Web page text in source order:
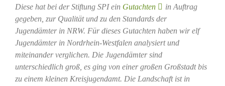
Diese hat bei der Stiftung SPI ein Gutachten
in Auftrag
gegeben, zur Qualität und zu den Standards der
Jugendämter in NRW. Für dieses Gutachten haben wir elf
Jugendämter in Nordrhein-Westfalen analysiert und
miteinander verglichen. Die Jugendämter sind
unterschiedlich groß, es ging von einer großen Großstadt bis
zu einem kleinen Kreisjugendamt. Die Landschaft ist in